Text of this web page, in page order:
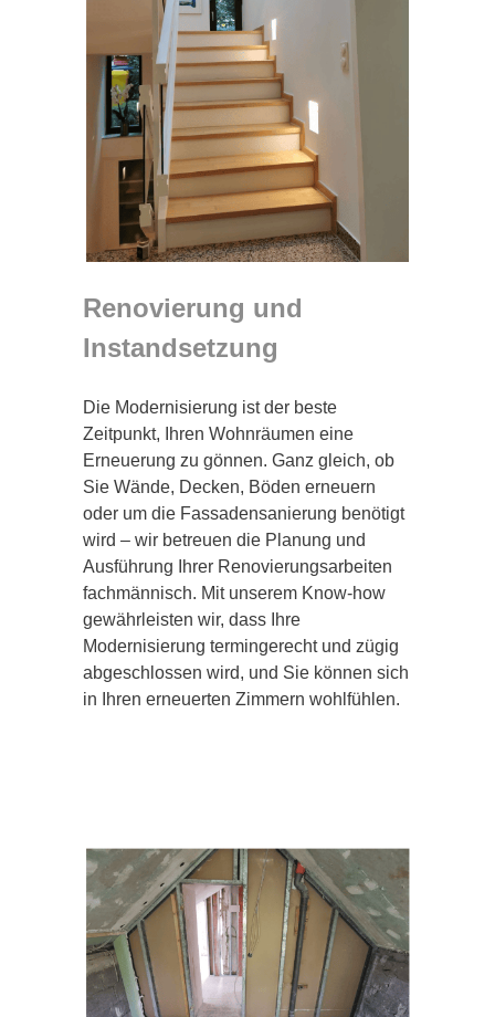
Renovierung und
Instandsetzung
Die Modernisierung ist der beste
Zeitpunkt, Ihren Wohnräumen eine
Erneuerung zu gönnen. Ganz gleich, ob
Sie Wände, Decken, Böden erneuern
oder um die Fassadensanierung benötigt
wird – wir betreuen die Planung und
Ausführung Ihrer Renovierungsarbeiten
fachmännisch. Mit unserem Know-how
gewährleisten wir, dass Ihre
Modernisierung termingerecht und zügig
abgeschlossen wird, und Sie können sich
in Ihren erneuerten Zimmern wohlfühlen.